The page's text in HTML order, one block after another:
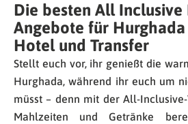
Die besten All Inclusive
Angebote für Hurghada
Hotel und Transfer
Stellt euch vor, ihr genießt die
Hurghada, während ihr euch um
müsst – denn mit der All-
Mahlzeiten und Getränke